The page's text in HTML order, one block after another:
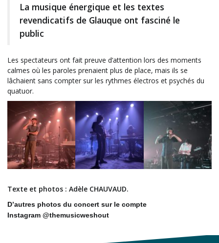
La musique énergique et les textes
revendicatifs de Glauque ont fasciné le
public
Les spectateurs ont fait preuve d’attention lors des moments
calmes où les paroles prenaient plus de place, mais ils se
lâchaient sans compter sur les rythmes électros et psychés du
quatuor.
Texte et photos : Adèle CHAUVAUD.
D’autres photos du concert sur le compte
Instagram @themusicweshout